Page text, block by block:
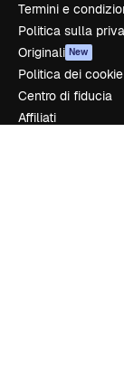
Termini e
Politica sulla
Originali New
Politica dei cookie
Centro di fiducia
Affiliati